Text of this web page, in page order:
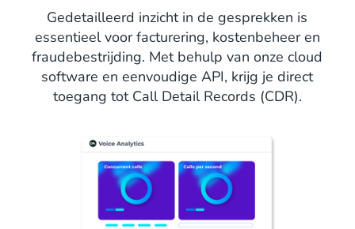
Gedetailleerd inzicht in de gesprekken is
essentieel voor facturering, kostenbeheer en
fraudebestrijding. Met behulp van onze cloud
software en eenvoudige API, krijg je direct
toegang tot Call Detail Records (CDR).